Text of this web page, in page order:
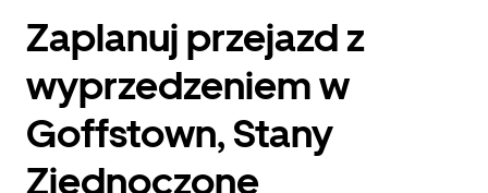
Zaplanuj przejazd z
wyprzedzeniem w
Goffstown, Stany
Zjednoczone